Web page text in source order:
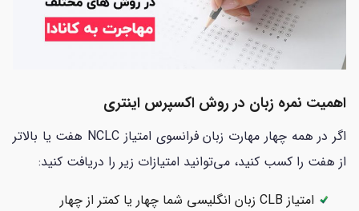
اهمیت نمره زبان در روش اکسپرس اینتری
اگر در همه چهار مهارت زبان فرانسوی امتیاز NCLC هفت یا بالاتر
از هفت را کسب کنید، می‌توانید امتیازات زیر را دریافت کنید:
امتیاز CLB زبان انگلیسی شما چهار یا کمتر از چهار